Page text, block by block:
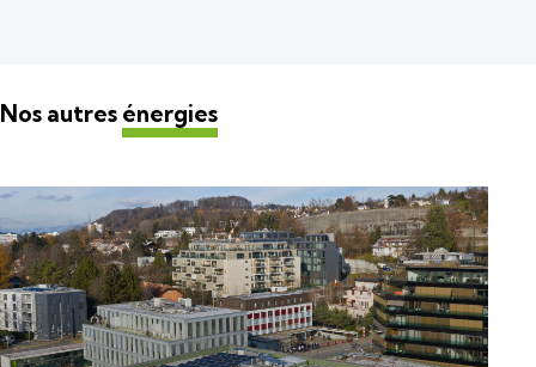
Nos autres énergies